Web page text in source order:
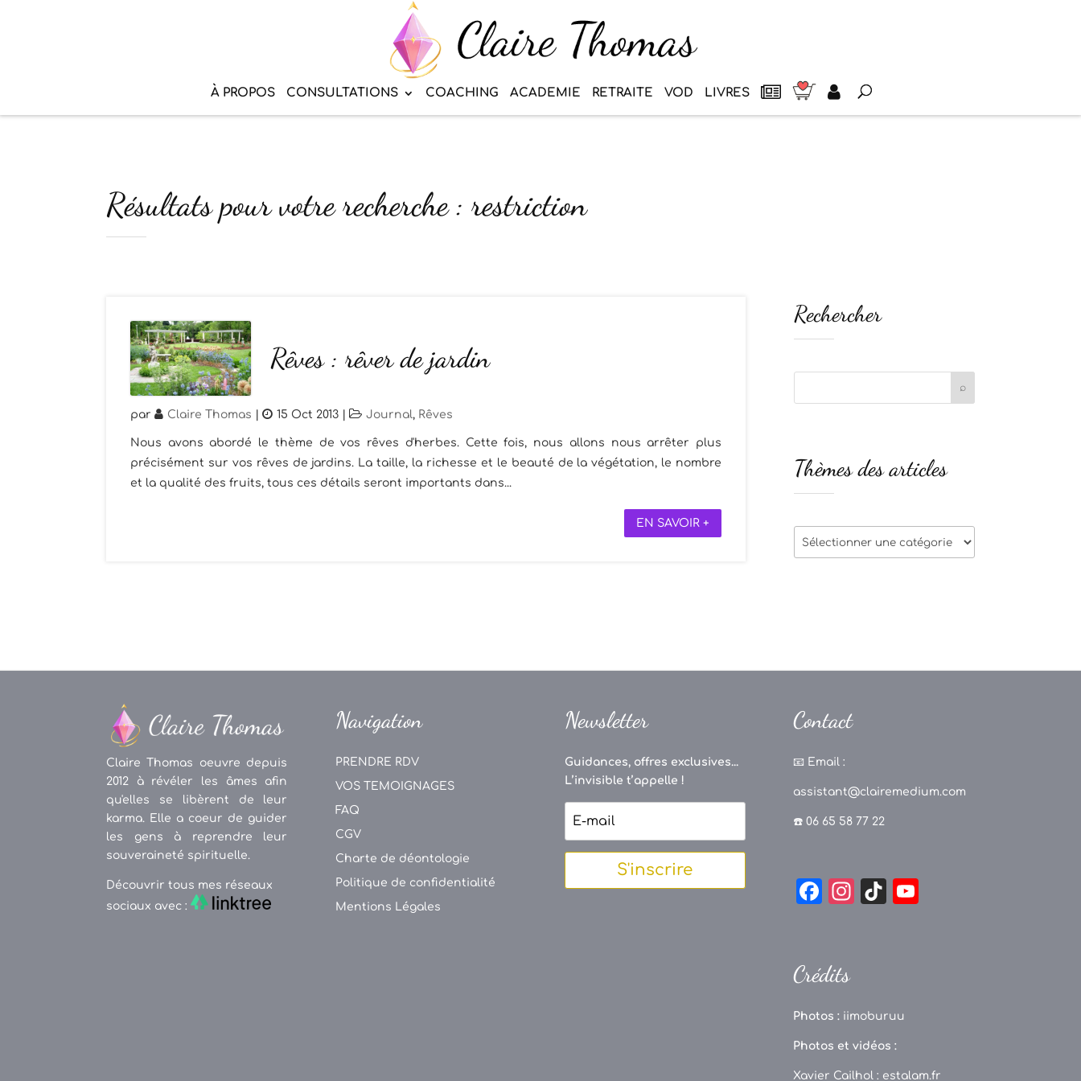
À PROPOS CONSULTATIONS COACHING ACADEMIE RETRAITE VOD LIVRES
Résultats pour votre recherche : restriction
Rêves : rêver de jardin
par Claire Thomas 15 Oct 2013 Journal, Rêves
Nous avons abordé le thème de vos rêves d'herbes. Cette fois, nous allons nous arrêter plus
précisément sur vos rêves de jardins. La taille, la richesse et le beauté de la végétation, le nombre
et la qualité des fruits, tous ces détails seront importants dans...
EN SAVOIR +
Rechercher
Thèmes des articles
Thèmes
des
Claire Thomas oeuvre depuis
2012 à révéler les âmes afin
qu'elles se libèrent de leur
karma. Elle a coeur de guider
les gens à reprendre leur
souveraineté spirituelle.
Découvrir tous mes réseaux
sociaux avec :
Navigation
PRENDRE RDV
VOS TEMOIGNAGES
FAQ
CGV
Charte de déontologie
Politique de confidentialité
Mentions Légales
Newsletter
Guidances, offres exclusives...
L’invisible t’appelle !
S'inscrire
Contact
📧 Email :
assistant@clairemedium.com
☎️ 06 65 58 77 22
F
e
o
o
k
In
a
m
Ti
C
Crédits
Photos : iimoburuu
Photos et vidéos :
Xavier Cailhol : estalam.fr